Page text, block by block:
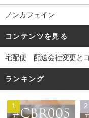
ノンカフェイン
コンテンツを見る
宅配便 配送会社変更と
ランキング
1 2